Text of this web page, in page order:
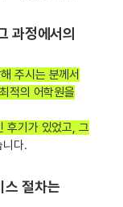
과정에서의
주시는 분께서
적의 어학원을
후기가 있었고, 그
니다.
스 절차는